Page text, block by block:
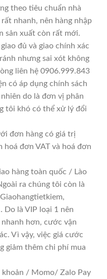
theo tiêu chuẩn nhà
nhanh, nên hàng nhập
sản xuất còn rất mới.
đủ và giao chính xác
nhưng sai xót không
liên hệ 0906.999.843
có áp dụng chính sách
do là đơn vị phân
tôi khó có thể xử lý đổi
đơn hàng có giá trị
đơn VAT và hoá đơn
hàng toàn quốc / Lào
ra chúng tôi còn là
Do là VIP loại 1 nên
hơn, cước vận
Vì vậy, việc giá cước
giảm thêm chi phí mua
khoản / Momo/ Zalo Pay